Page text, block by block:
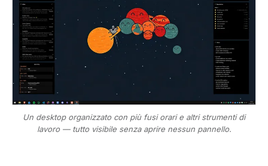
Un desktop organizzato con più fusi orari e altri strumenti di
lavoro — tutto visibile senza aprire nessun pannello.